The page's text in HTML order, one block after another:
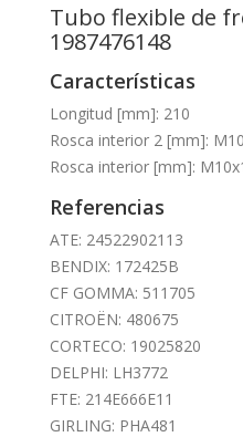
Tubo flexible de
1987476148
Características
Longitud [mm]: 210
Rosca interior 2 [mm]:
Rosca interior [mm]:
Referencias
ATE: 24522902113
BENDIX: 172425B
CF GOMMA: 511705
CITROËN: 480675
CORTECO: 19025820
DELPHI: LH3772
FTE: 214E666E11
GIRLING: PHA481